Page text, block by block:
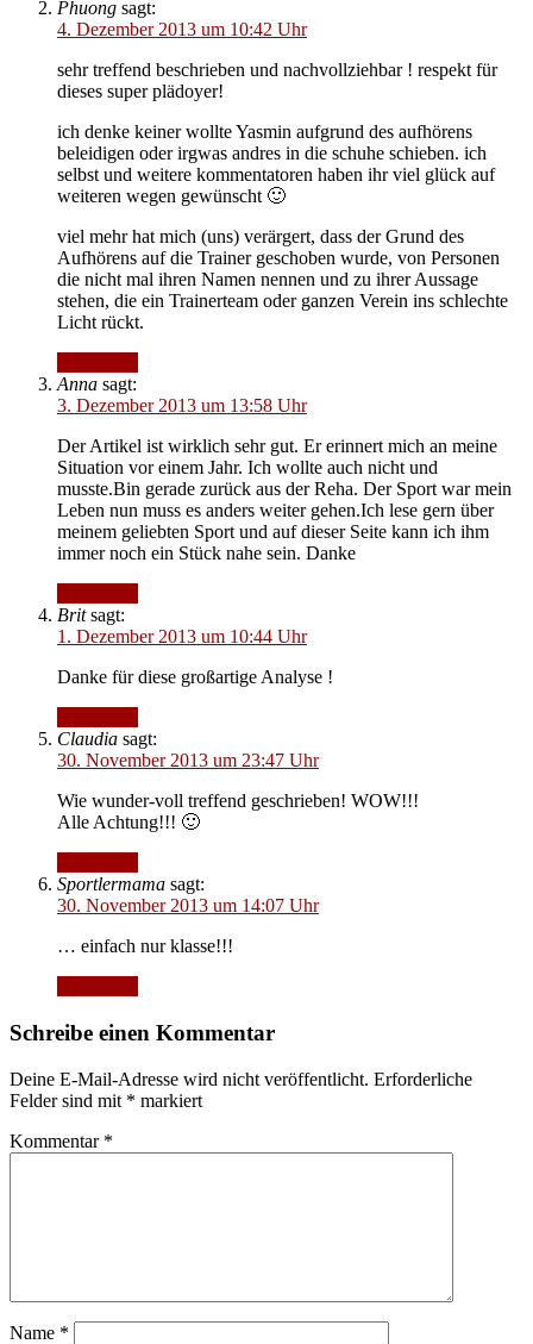
Phuong sagt:
4. Dezember 2013 um 10:42 Uhr
sehr treffend beschrieben und nachvollziehbar ! respekt für
dieses super plädoyer!
ich denke keiner wollte Yasmin aufgrund des aufhörens
beleidigen oder irgwas andres in die schuhe schieben. ich
selbst und weitere kommentatoren haben ihr viel glück auf
weiteren wegen gewünscht 🙂
viel mehr hat mich (uns) verärgert, dass der Grund des
Aufhörens auf die Trainer geschoben wurde, von Personen
die nicht mal ihren Namen nennen und zu ihrer Aussage
stehen, die ein Trainerteam oder ganzen Verein ins schlechte
Licht rückt.
Anna sagt:
3. Dezember 2013 um 13:58 Uhr
Der Artikel ist wirklich sehr gut. Er erinnert mich an meine
Situation vor einem Jahr. Ich wollte auch nicht und
musste.Bin gerade zurück aus der Reha. Der Sport war mein
Leben nun muss es anders weiter gehen.Ich lese gern über
meinem geliebten Sport und auf dieser Seite kann ich ihm
immer noch ein Stück nahe sein. Danke
Brit sagt:
1. Dezember 2013 um 10:44 Uhr
Danke für diese großartige Analyse !
Claudia sagt:
30. November 2013 um 23:47 Uhr
Wie wunder-voll treffend geschrieben! WOW!!!
Alle Achtung!!! 🙂
Sportlermama sagt:
30. November 2013 um 14:07 Uhr
… einfach nur klasse!!!
Schreibe einen Kommentar
Deine E-Mail-Adresse wird nicht veröffentlicht. Erforderliche
Felder sind mit * markiert
Kommentar *
Name *